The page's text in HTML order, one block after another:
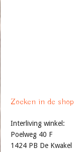
Zoeken in de shop
Interliving winkel:
Poelweg 40 F
1424 PB De Kwakel